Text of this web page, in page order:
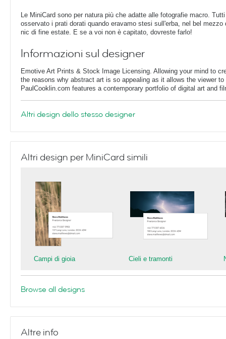
Le MiniCard sono per natura più che adatte alle fotografie macro.
osservato i prati dorati quando eravamo stesi sull'erba, nel bel mezzo
nic di fine estate. E se a voi non è capitato, dovreste farlo!
Informazioni sul designer
Emotive Art Prints & Stock Image Licensing. Allowing your mind to
the reasons why abstract art is so appealing as it allows the viewer
PaulCooklin.com features a contemporary portfolio of digital art and
Altri design dello stesso designer
Altri design per MiniCard simili
Campi di gioia Cieli e tramonti
Browse all designs
Altre info